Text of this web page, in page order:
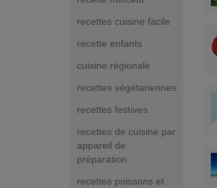
recettes cuisine facile
recette enfants
cuisine régionale
recettes végétariennes
recettes festives
recettes de cuisine par
appareil de
préparation
recettes poissons et